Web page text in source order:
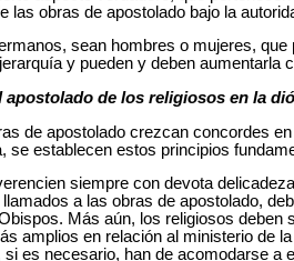
las obras de apostolado bajo la
sean hombres o mujeres,
y pueden y deben
de los religiosos en la
de apostolado crezcan concordes
se establecen estos principios
siempre con devota
a las obras de apostolado,
Más aún, los religiosos
amplios en relación al ministerio de
es necesario, han de acomodarse a